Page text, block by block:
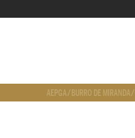
AEPGA/ BURRO DE MIRANDA/